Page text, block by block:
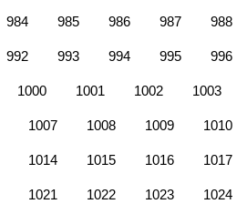
984 985 986 987 988
992 993 994 995 996
1000 1001 1002 1003
1007 1008 1009 1010
1014 1015 1016 1017
1021 1022 1023 1024